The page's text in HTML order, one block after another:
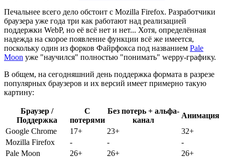
Печальнее всего дело обстоит с Mozilla Firefox. Разработчики
браузера уже года три как работают над реализацией
поддержки WebP, но её всё нет и нет... Хотя, определённая
надежда на скорое появление функции всё же имеется,
поскольку один из форков Файрфокса под названием Pale
Moon уже "научился" полностью "понимать" weppy-графику.
В общем, на сегодняшний день поддержка формата в разрезе
популярных браузеров и их версий имеет примерно такую
картину:
Браузер /
Поддержка
С
потерями
Без потерь + альфа-
канал
Анимация
Google Chrome
17+ 23+
32+
Mozilla Firefox
- -
-
Pale Moon
26+ 26+
26+